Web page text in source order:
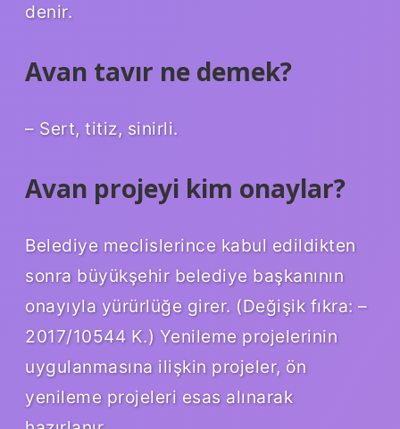
denir.
Avan tavır ne demek?
– Sert, titiz, sinirli.
Avan projeyi kim onaylar?
Belediye meclislerince kabul edildikten
sonra büyükşehir belediye başkanının
onayıyla yürürlüğe girer. (Değişik fıkra: –
2017/10544 K.) Yenileme projelerinin
uygulanmasına ilişkin projeler, ön
yenileme projeleri esas alınarak